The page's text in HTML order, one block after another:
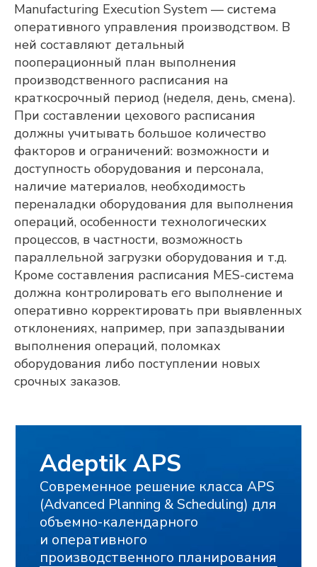
Manufacturing Execution System — система
оперативного управления производством. В
ней составляют детальный
пооперационный план выполнения
производственного расписания на
краткосрочный период (неделя, день, смена).
При составлении цехового расписания
должны учитывать большое количество
факторов и ограничений: возможности и
доступность оборудования и персонала,
наличие материалов, необходимость
переналадки оборудования для выполнения
операций, особенности технологических
процессов, в частности, возможность
параллельной загрузки оборудования и т.д.
Кроме составления расписания MES-система
должна контролировать его выполнение и
оперативно корректировать при выявленных
отклонениях, например, при запаздывании
выполнения операций, поломках
оборудования либо поступлении новых
срочных заказов.
и оперативного
производственного планирования
ПОДРОБНЕЕ
Оставьте контакты,
и мы свяжемся с
вами